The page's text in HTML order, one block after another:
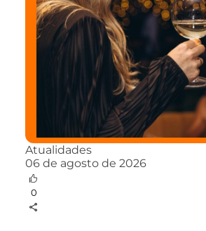
Atualidades
06 de agosto de 2026
0